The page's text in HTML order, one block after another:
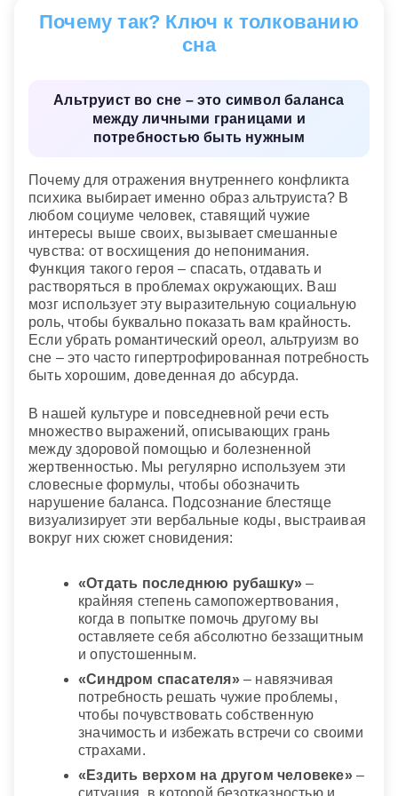
социальный архетип тесно связан с вопросами
ответственности, иерархии и финансовой опеки.
Сон об альтруисте поднимает тему
бизнесе, пытаясь быть хорошим начальником или
компаньоном. Подсознание напоминает, что
здоровое лидерство не строится на постоянных
результату.
Сонник «Гороскопы 365»
людей. Возможно, вам следует проявлять
большее внимание к окружающим.
Почему так? Ключ к толкованию
сна
Альтруист во сне – это символ баланса
между личными границами и
потребностью быть нужным
Почему для отражения внутреннего конфликта
психика выбирает именно образ альтруиста? В
любом социуме человек, ставящий чужие
интересы выше своих, вызывает смешанные
чувства: от восхищения до непонимания.
Функция такого героя – спасать, отдавать и
растворяться в проблемах окружающих. Ваш
мозг использует эту выразительную социальную
роль, чтобы буквально показать вам крайность.
Если убрать романтический ореол, альтруизм во
сне – это часто гипертрофированная потребность
быть хорошим, доведенная до абсурда.
В нашей культуре и повседневной речи есть
множество выражений, описывающих грань
между здоровой помощью и болезненной
жертвенностью. Мы регулярно используем эти
словесные формулы, чтобы обозначить
нарушение баланса. Подсознание блестяще
визуализирует эти вербальные коды, выстраивая
вокруг них сюжет сновидения:
«Отдать последнюю рубашку» –
крайняя степень самопожертвования,
когда в попытке помочь другому вы
оставляете себя абсолютно беззащитным
и опустошенным.
«Синдром спасателя»– навязчивая
потребность решать чужие проблемы,
чтобы почувствовать собственную
значимость и избежать встречи со своими
страхами.
«Ездить верхом на другом человеке»–
ситуация, в которой безотказностью и